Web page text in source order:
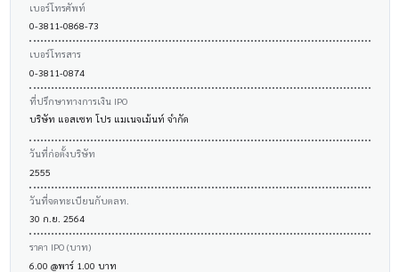
เบอร์โทรศัพท์
0-3811-0868-73
เบอร์โทรสาร
0-3811-0874
ที่ปรึกษาทางการเงิน IPO
บริษัท แอสเซท โปร แมเนจเม้นท์ จำกัด
วันที่ก่อตั้งบริษัท
2555
วันที่จดทะเบียนกับตลท.
30 ก.ย. 2564
ราคา IPO (บาท)
6.00 @พาร์ 1.00 บาท